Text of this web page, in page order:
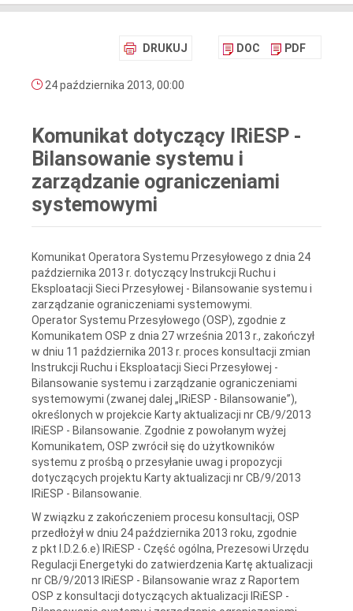
DRUKUJ DOC PDF
24 października 2013, 00:00
Komunikat dotyczący IRiESP -
Bilansowanie systemu i
zarządzanie ograniczeniami
systemowymi
Komunikat Operatora Systemu Przesyłowego z dnia 24
października 2013 r. dotyczący Instrukcji Ruchu i
Eksploatacji Sieci Przesyłowej - Bilansowanie systemu i
zarządzanie ograniczeniami systemowymi.
Operator Systemu Przesyłowego (OSP), zgodnie z
Komunikatem OSP z dnia 27 września 2013 r., zakończył
w dniu 11 października 2013 r. proces konsultacji zmian
Instrukcji Ruchu i Eksploatacji Sieci Przesyłowej -
Bilansowanie systemu i zarządzanie ograniczeniami
systemowymi (zwanej dalej „IRiESP - Bilansowanie”),
określonych w projekcie Karty aktualizacji nr CB/9/2013
IRiESP - Bilansowanie. Zgodnie z powołanym wyżej
Komunikatem, OSP zwrócił się do użytkowników
systemu z prośbą o przesyłanie uwag i propozycji
dotyczących projektu Karty aktualizacji nr CB/9/2013
IRiESP - Bilansowanie.
W związku z zakończeniem procesu konsultacji, OSP
przedłożył w dniu 24 października 2013 roku, zgodnie
z pkt I.D.2.6.e) IRiESP - Część ogólna, Prezesowi Urzędu
Regulacji Energetyki do zatwierdzenia Kartę aktualizacji
nr CB/9/2013 IRiESP - Bilansowanie wraz z Raportem
OSP z konsultacji dotyczących aktualizacji IRiESP -